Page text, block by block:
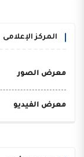
المركز الإعلامى
معرض الصور
معرض الفيديو